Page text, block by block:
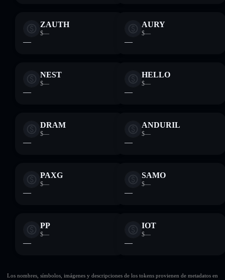
ZAUTH
$—
—
AURY
$—
—
NEST
$—
—
HELLO
$—
—
DRAM
$—
—
ANDURIL
$—
—
PAXG
$—
—
SAMO
$—
—
PP
$—
—
IOT
$—
—
Los nombres, símbolos, imágenes y descripciones de los tokens provienen de metadatos en